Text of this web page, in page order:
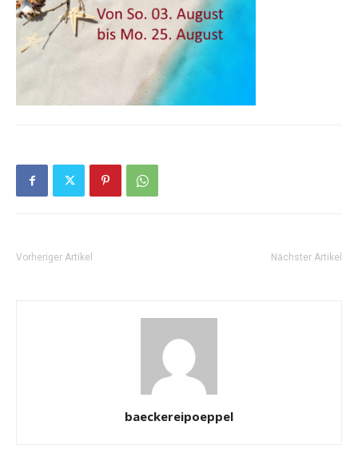
Vorheriger Artikel Nächster Artikel
baeckereipoeppel